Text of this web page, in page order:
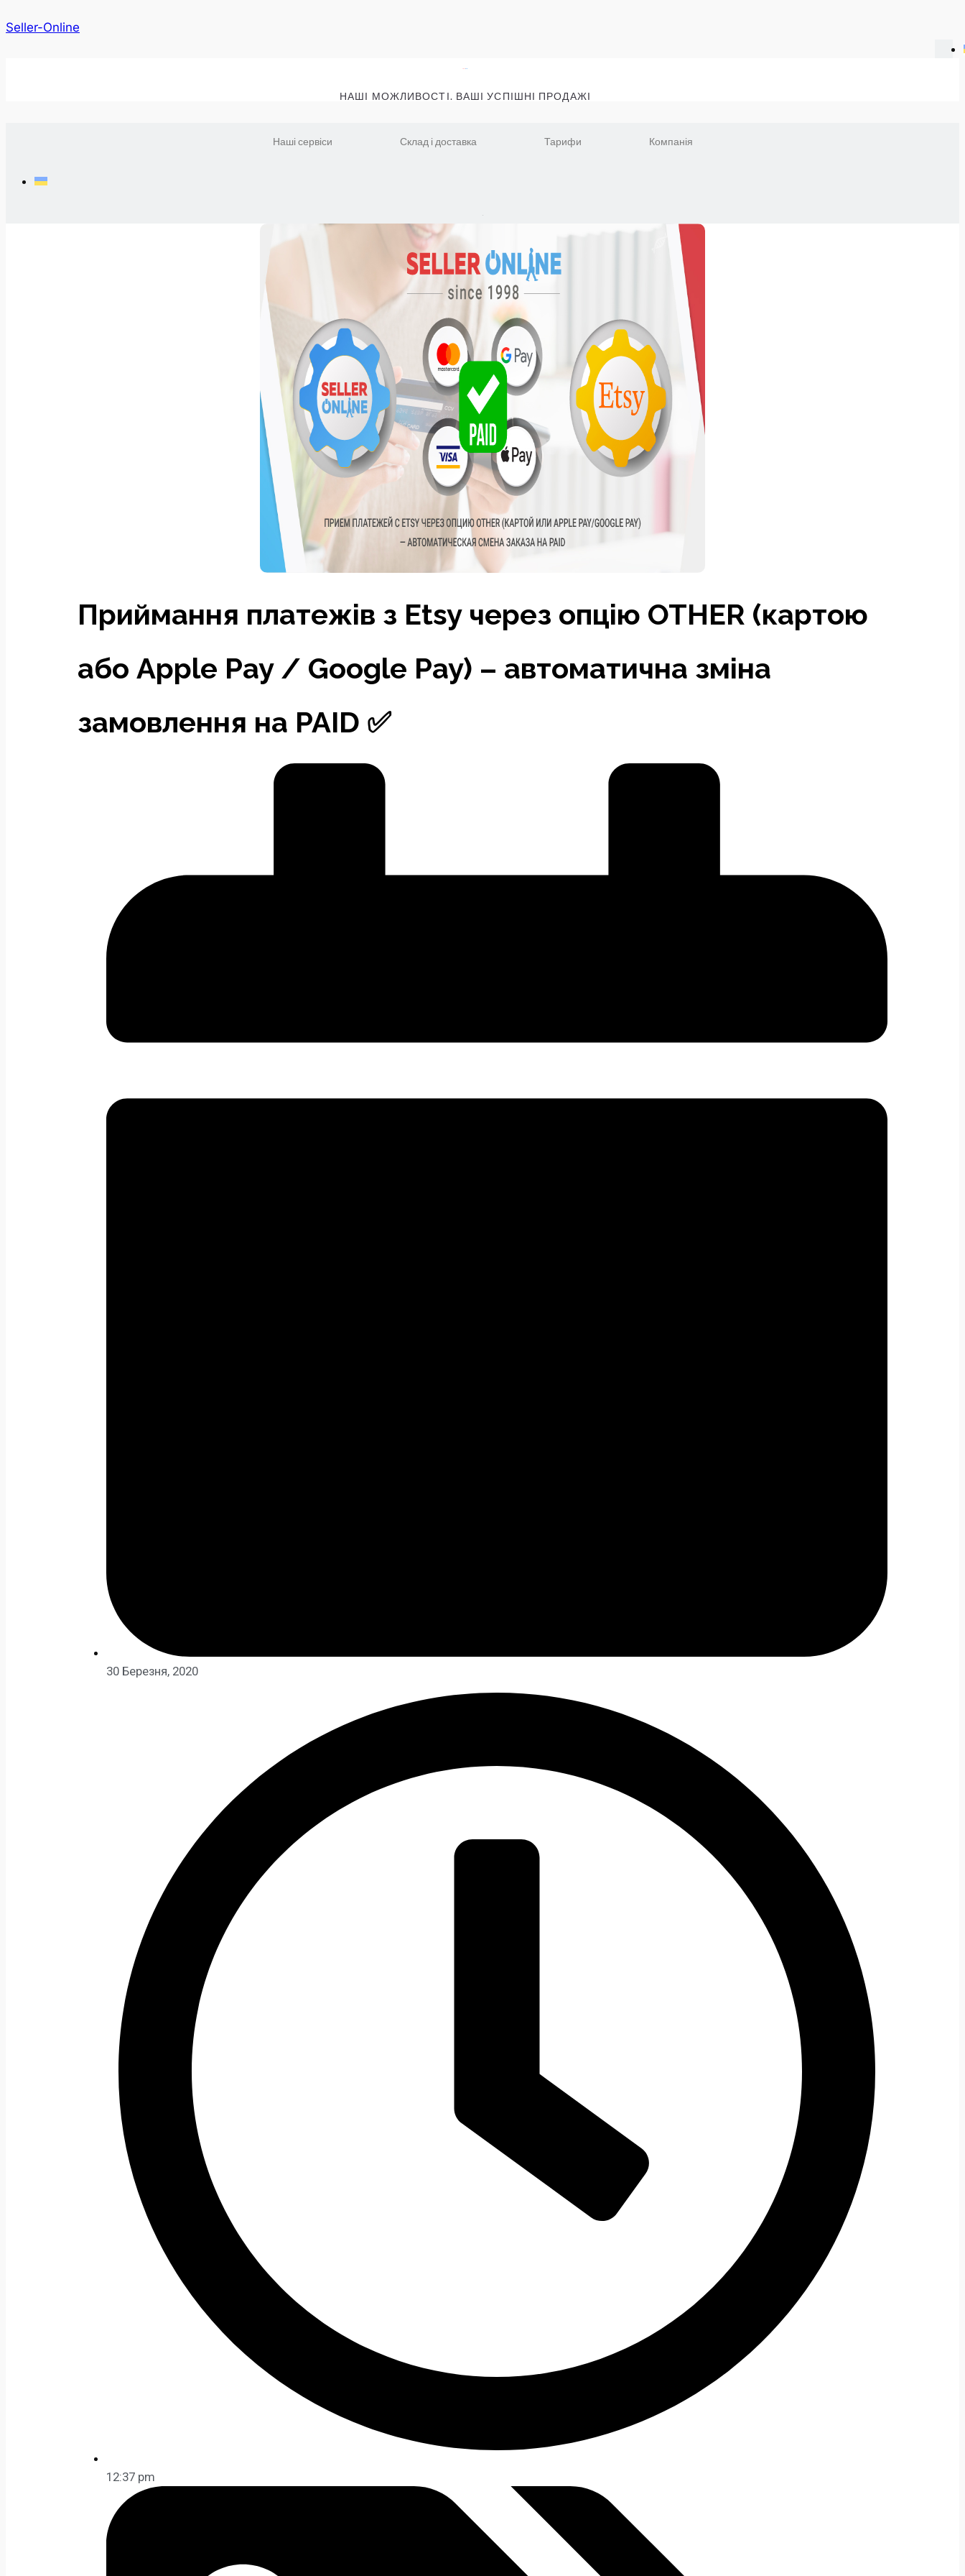
Seller-Online
НАШІ МОЖЛИВОСТІ. ВАШІ УСПІШНІ ПРОДАЖІ
Наші сервіси Склад і доставка Тарифи Компанія
Приймання платежів з Etsy через опцію OTHER (картою
або Apple Pay / Google Pay) – автоматична зміна
замовлення на PAID ✅
30 Березня, 2020
12:37 pm